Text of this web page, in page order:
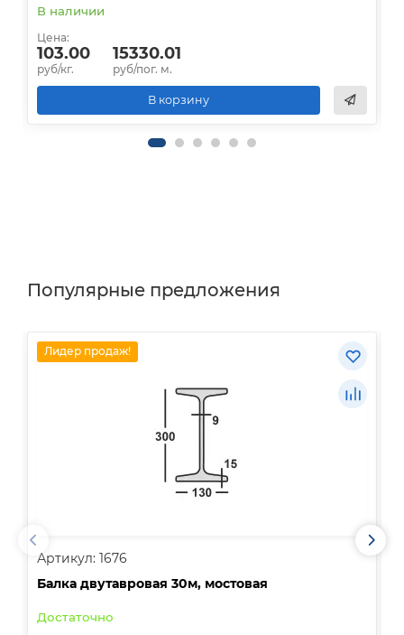
В наличии
Цена:
103.00
руб/кг.
15330.01
руб/пог. м.
В корзину
Популярные предложения
Лидер продаж!
Артикул: 1676
Балка двутавровая 30м, мостовая
Достаточно